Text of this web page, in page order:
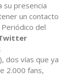
su presencia
un contacto
del
), dos vías que ya
2.000 fans,